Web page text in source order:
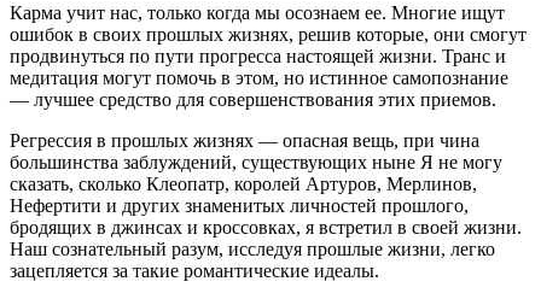
Карма учит нас, только когда мы осознаем ее. Мно­гие ищут
ошибок в своих прошлых жизнях, решив которые, они смогут
продвинуться по пути прогресса настоящей жизни. Транс и
медитация могут помочь в этом, но истинное самопознание
— лучшее средство для совершенствования этих приемов.
Регрессия в прошлых жизнях — опасная вещь, при чина
большинства заблуждений, существующих ныне Я не могу
сказать, сколько Клеопатр, королей Артуров, Мерлинов,
Нефертити и других знаменитых личностей прошлого,
бродящих в джинсах и кроссовках, я встретил в своей жизни.
Наш сознательный разум, исследуя прошлые жизни, легко
зацепляется за такие ро­мантические идеалы.